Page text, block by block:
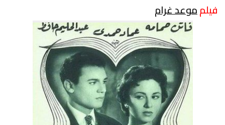
فيلمموعد غرام